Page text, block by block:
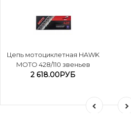
Цепь мотоциклетная HAWK
MOTO 428/110 звеньев
2 618.00РУБ